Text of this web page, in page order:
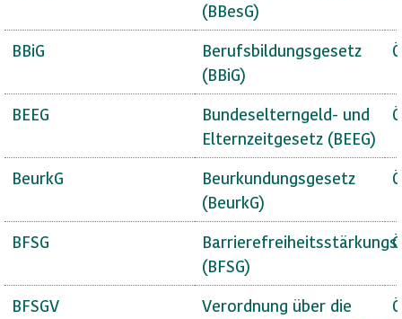
(BBesG)
BBiG
Berufsbildungsgesetz
(BBiG)
BEEG
Bundeselterngeld- und
Elternzeitgesetz (BEEG)
BeurkG
Beurkundungsgesetz
(BeurkG)
BFSG
(BFSG)
BFSGV
Verordnung über die